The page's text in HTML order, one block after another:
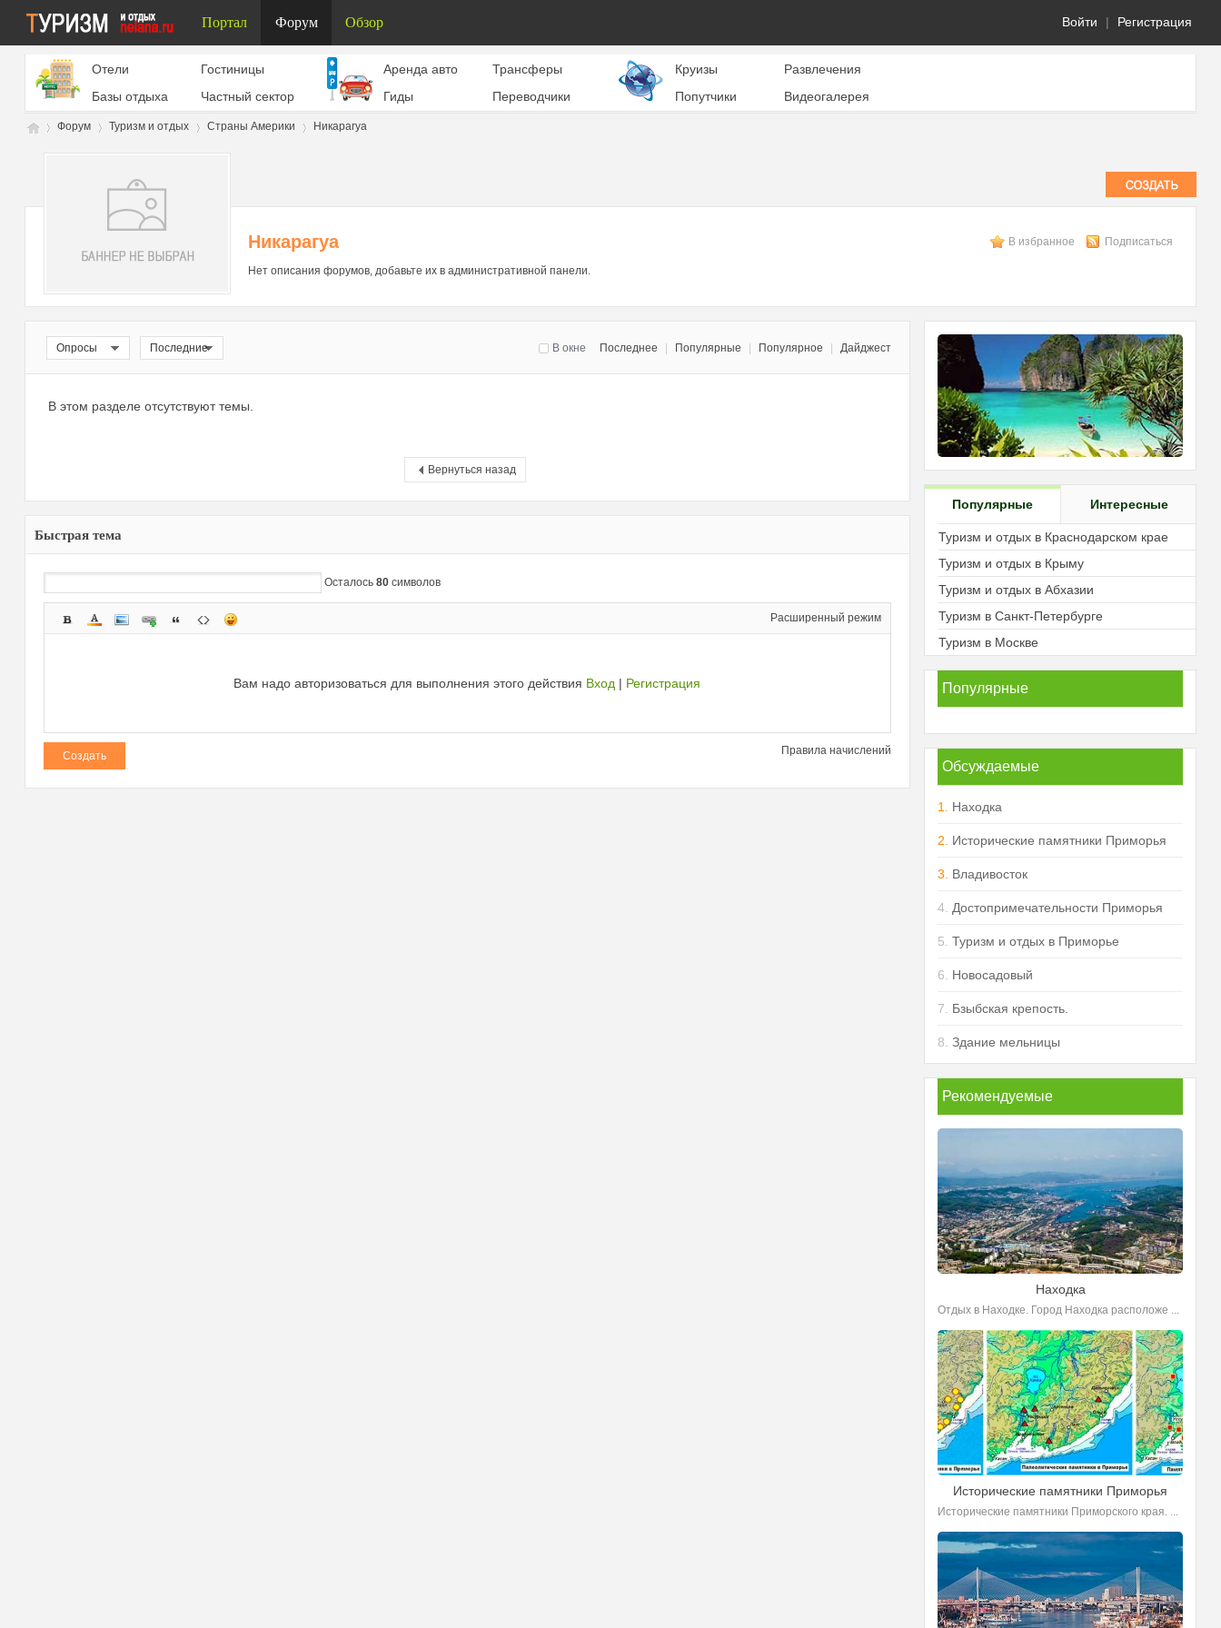
Войти | Регистрация
Портал Форум Обзор
Отели
Гостиницы
Базы отдыха
Частный сектор
Aренда авто
Трансферы
Гиды
Переводчики
Круизы
Развлечения
Попутчики
Видеогалерея
Ту »
Форум Туризм и отдых Страны Америки
›
Никарагуа
В избранное Подписаться
Никарагуа
Нет описания форумов, добавьте их в административной панели.
Последнее Популярные Популярное Дайджест
В окне
Опросы Последние
В этом разделе отсутствуют темы.
Вернуться назад
Быстрая тема
Осталось 80символов
Расширенный режим
Вам надо авторизоваться для выполнения этого действия Вход | Регистрация
Правила начислений
Создать
Популярные Интересные
Туризм и отдых в Краснодарском крае
Туризм и отдых в Крыму
Туризм и отдых в Абхазии
Туризм в Санкт-Петербурге
Туризм в Москве
Популярные
Обсуждаемые
1. Находка
2. Исторические памятники Приморья
3. Владивосток
4. Достопримечательности Приморья
5. Туризм и отдых в Приморье
6. Новосадовый
7. Бзыбская крепость.
8. Здание мельницы
Рекомендуемые
Находка
Отдых в Находке. Город Находка расположе ...
Исторические памятники Приморья
Исторические памятники Приморского края. ...